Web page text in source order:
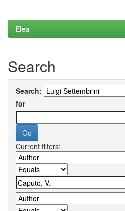
Elea
Search
Search:
for
Current filters: